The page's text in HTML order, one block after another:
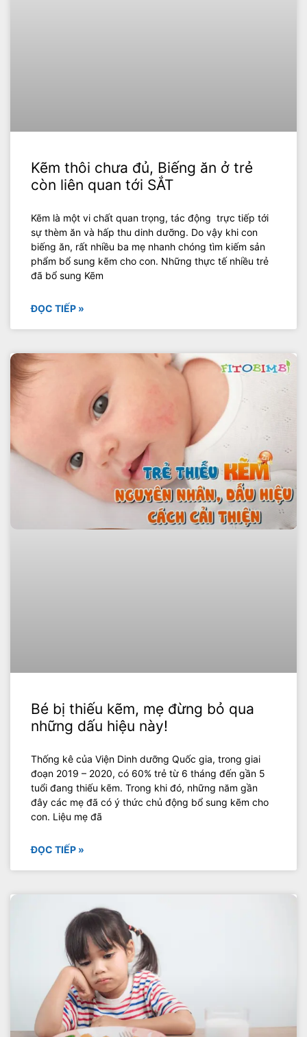
Kẽm thôi chưa đủ, Biếng ăn ở trẻ
còn liên quan tới SẮT
Kẽm là một vi chất quan trọng, tác động trực tiếp tới
sự thèm ăn và hấp thu dinh dưỡng. Do vậy khi con
biếng ăn, rất nhiều ba mẹ nhanh chóng tìm kiếm sản
phẩm bổ sung kẽm cho con. Những thực tế nhiều trẻ
đã bổ sung Kẽm
ĐỌC TIẾP »
Bé bị thiếu kẽm, mẹ đừng bỏ qua
những dấu hiệu này!
Thống kê của Viện Dinh dưỡng Quốc gia, trong giai
đoạn 2019 – 2020, có 60% trẻ từ 6 tháng đến gần 5
tuổi đang thiếu kẽm. Trong khi đó, những năm gần
đây các mẹ đã có ý thức chủ động bổ sung kẽm cho
con. Liệu mẹ đã
ĐỌC TIẾP »